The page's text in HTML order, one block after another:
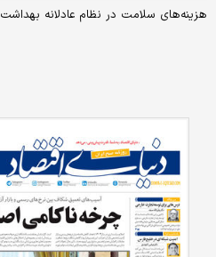
هزینه‌های سلامت در نظام عادلانه بهداشت